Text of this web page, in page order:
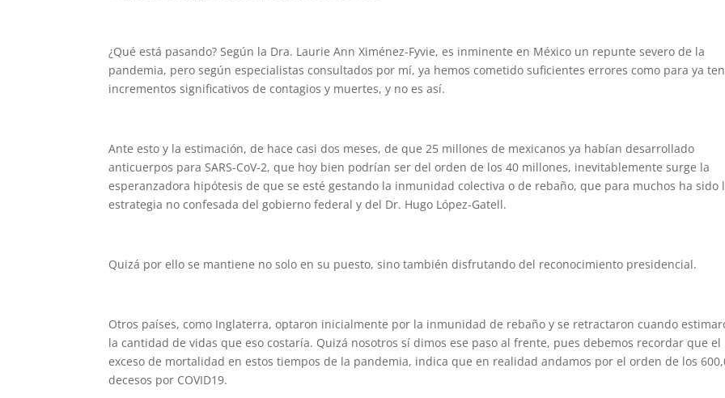
¿Qué está pasando? Según la Dra. Laurie Ann Ximénez-Fyvie, es inminente en México un repunte severo de la
pandemia, pero según especialistas consultados por mí, ya hemos cometido suficientes errores como para ya
incrementos significativos de contagios y muertes, y no es así.
Ante esto y la estimación, de hace casi dos meses, de que 25 millones de mexicanos ya habían desarrollado
anticuerpos para SARS-CoV-2, que hoy bien podrían ser del orden de los 40 millones, inevitablemente surge la
esperanzadora hipótesis de que se esté gestando la inmunidad colectiva o de rebaño, que para muchos ha sido
estrategia no confesada del gobierno federal y del Dr. Hugo López-Gatell.
Quizá por ello se mantiene no solo en su puesto, sino también disfrutando del reconocimiento presidencial.
Otros países, como Inglaterra, optaron inicialmente por la inmunidad de rebaño y se retractaron cuando
la cantidad de vidas que eso costaría. Quizá nosotros sí dimos ese paso al frente, pues debemos recordar que el
exceso de mortalidad en estos tiempos de la pandemia, indica que en realidad andamos por el orden de los
decesos por COVID19.